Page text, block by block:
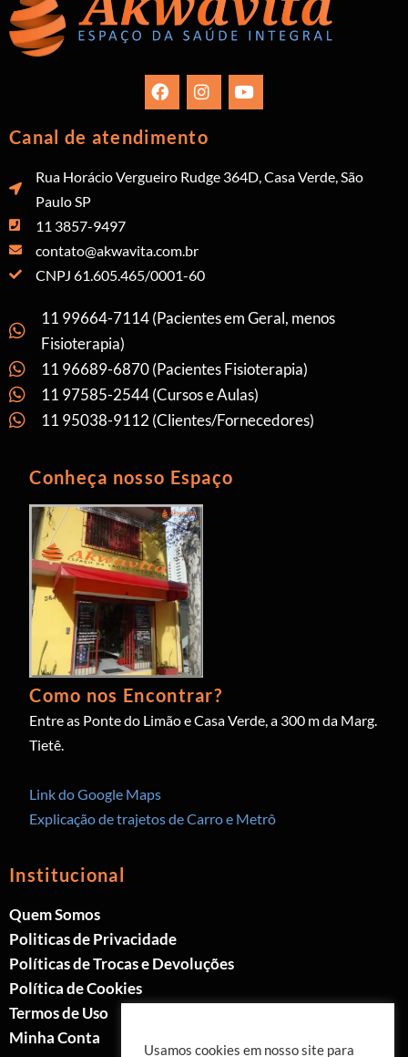
Canal de atendimento
Rua Horácio Vergueiro Rudge 364D, Casa Verde, São
Paulo SP
11 3857-9497
contato@akwavita.com.br
CNPJ 61.605.465/0001-60
11 99664-7114 (Pacientes em Geral, menos
Fisioterapia)
11 96689-6870 (Pacientes Fisioterapia)
11 97585-2544 (Cursos e Aulas)
11 95038-9112 (Clientes/Fornecedores)
Conheça nosso Espaço
Como nos Encontrar?
Entre as Ponte do Limão e Casa Verde, a 300 m da Marg.
Tietê.
Link do Google Maps
Explicação de trajetos de Carro e Metrô
Institucional
Quem Somos
Politicas de Privacidade
Políticas de Trocas e Devoluções
Política de Cookies
Termos de Uso
Minha Conta
Usamos cookies em nosso site para